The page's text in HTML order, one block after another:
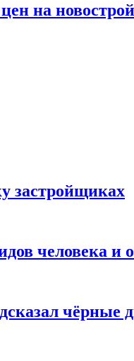
на
застройщиках
человека
чёрные